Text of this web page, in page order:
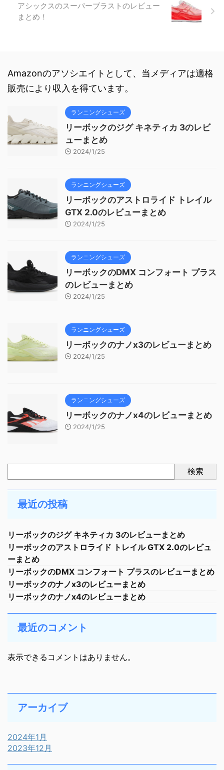
アシックスのスーパーブラストのレビュー
まとめ！
Amazonのアソシエイトとして、当メディアは適格
販売により収入を得ています。
ランニングシューズ
リーボックのジグ キネティカ 3のレビ
ューまとめ
2024/1/25
ランニングシューズ
リーボックのアストロライド トレイル
GTX 2.0のレビューまとめ
2024/1/25
ランニングシューズ
リーボックのDMX コンフォート プラス
のレビューまとめ
2024/1/25
ランニングシューズ
リーボックのナノx3のレビューまとめ
2024/1/25
ランニングシューズ
リーボックのナノx4のレビューまとめ
2024/1/25
検索
最近の投稿
リーボックのジグ キネティカ 3のレビューまとめ
リーボックのアストロライド トレイル GTX 2.0のレビュ
ーまとめ
リーボックのDMX コンフォート プラスのレビューまとめ
リーボックのナノx3のレビューまとめ
リーボックのナノx4のレビューまとめ
最近のコメント
表示できるコメントはありません。
アーカイブ
2024年1月
2023年12月